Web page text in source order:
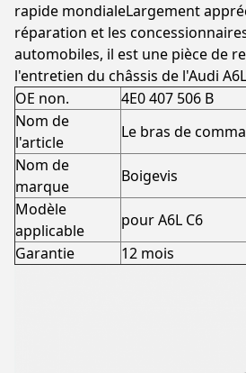
rapide mondialeLargement
réparation et les
automobiles, il est une pièce de
l'entretien du châssis de l'Audi
OE non.
4E0 407 506 B
Nom de
l'article
Le bras de
Nom de
marque
Boigevis
Modèle
applicable
pour A6L C6
Garantie
12 mois